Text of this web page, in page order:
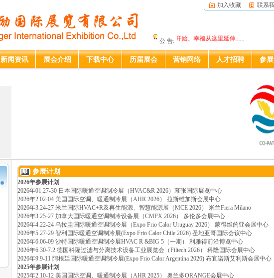
加入收藏 联系
公 告:
展程从此刻开始、幸福从这里延伸......
新闻资讯 展会介绍 下载中心 历届展会 营销网络 人才招聘 参
参展计划
2026年参展计划
2026年01.27-30 日本国际暖通空调制冷展（HVAC&R 2026）幕张国际展览中心
2026年2.02-04 美国国际空调、暖通制冷展（AHR 2026） 拉斯维加斯会展中心
2026年3.24-27 米兰国际HVAC+R及再生能源、智慧能源展（MCE 2026） 米兰Fiera Milano
2026年3.25-27 加拿大国际暖通空调制冷设备展（CMPX 2026） 多伦多会展中心
2026年4.22-24 乌拉圭国际暖通空调制冷展（Expo Frio Calor Uruguay 2026） 蒙得维的亚会展中心
2026年5.27-29 智利国际暖通空调制冷展(Expo Frio Calor Chile 2026) 圣地亚哥国际会议中心
2026年6.06-09 沙特国际暖通空调制冷展HVAC R &BIG 5（一期） 利雅得前沿博览中心
2026年6.30-7.2 德国科隆过滤与分离技术设备工业展览会（Filtech 2026） 科隆国际会展中心
2026年9.9-11 阿根廷国际暖通空调制冷展(Expo Frio Calor Argentina 2026) 布宜诺斯艾利斯会展中心
2025年参展计划
2025年2.10-12 美国国际空调、暖通制冷展（AHR 2025） 奥兰多ORANGE会展中心